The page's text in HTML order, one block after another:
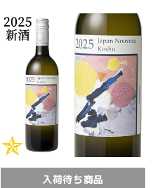
入荷待ち商品